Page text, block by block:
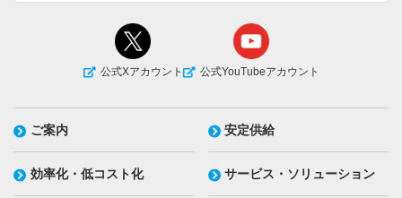
公式Xアカウント 公式YouTubeアカウント
ご案内 安定供給
効率化・低コスト化 サービス・ソリューション